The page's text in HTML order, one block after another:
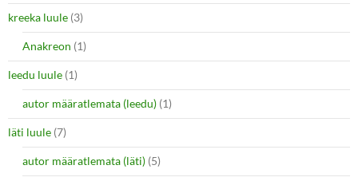
kreeka luule (3)
Anakreon (1)
leedu luule (1)
autor määratlemata (leedu) (1)
läti luule (7)
autor määratlemata (läti) (5)